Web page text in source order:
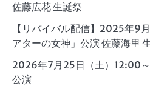
佐藤広花 生誕祭
【リバイバル配信】2025年9
アターの女神」公演 佐藤海里
2026年7月25日（土）12:00～
公演